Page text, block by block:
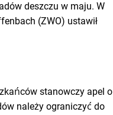
deszczu w maju. W
(ZWO) ustawił
stanowczy apel o
należy ograniczyć do